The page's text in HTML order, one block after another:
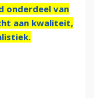
onderdeel van
aan kwaliteit,